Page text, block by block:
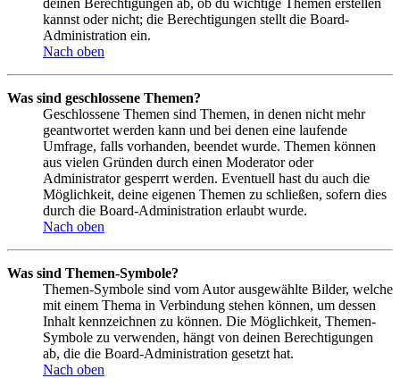
kannst oder nicht; die Berechtigungen stellt die Board-
Administration ein.
Nach oben
Was sind geschlossene Themen?
Geschlossene Themen sind Themen, in denen nicht mehr
geantwortet werden kann und bei denen eine laufende
Umfrage, falls vorhanden, beendet wurde. Themen können
aus vielen Gründen durch einen Moderator oder
Administrator gesperrt werden. Eventuell hast du auch die
Möglichkeit, deine eigenen Themen zu schließen, sofern dies
durch die Board-Administration erlaubt wurde.
Nach oben
Was sind Themen-Symbole?
Themen-Symbole sind vom Autor ausgewählte Bilder, welche
mit einem Thema in Verbindung stehen können, um dessen
Inhalt kennzeichnen zu können. Die Möglichkeit, Themen-
Symbole zu verwenden, hängt von deinen Berechtigungen
ab, die die Board-Administration gesetzt hat.
Nach oben